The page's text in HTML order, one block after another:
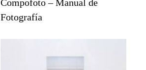
Compofoto – Manual de
Fotografía